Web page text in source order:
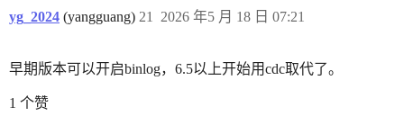
yg_2024 (yangguang) 2026 年5 月 18 日 07:21
21
早期版本可以开启binlog，6.5以上开始用cdc取代了。
1 个赞